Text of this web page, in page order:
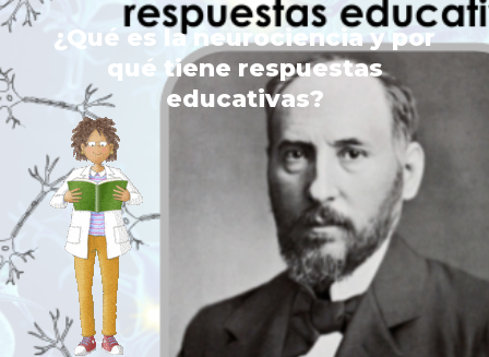
¿Qué es la neurociencia y por
qué tiene respuestas
educativas?